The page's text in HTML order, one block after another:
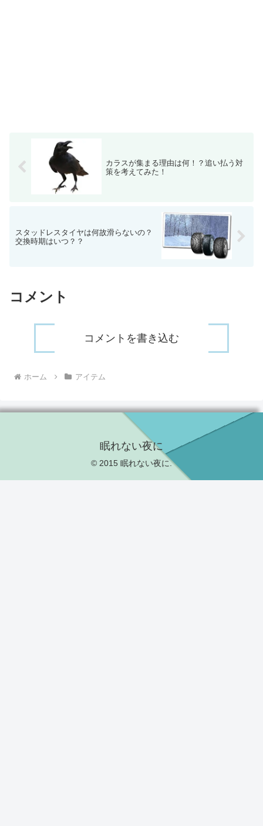
カラスが集まる理由は何！？追い払う対
策を考えてみた！
スタッドレスタイヤは何故滑らないの？
交換時期はいつ？？
コメント
コメントを書き込む
ホーム アイテム
眠れない夜に
© 2015 眠れない夜に.